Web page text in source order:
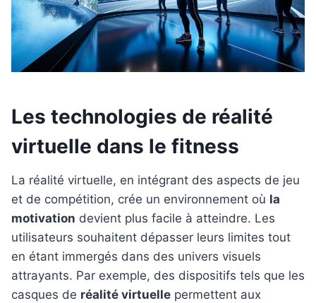
Les technologies de réalité
virtuelle dans le fitness
La réalité virtuelle, en intégrant des aspects de jeu
et de compétition, crée un environnement où la
motivation devient plus facile à atteindre. Les
utilisateurs souhaitent dépasser leurs limites tout
en étant immergés dans des univers visuels
attrayants. Par exemple, des dispositifs tels que les
casques de réalité virtuelle permettent aux